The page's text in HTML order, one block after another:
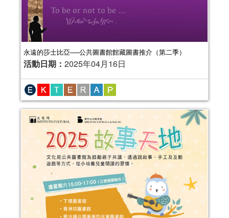
永遠的莎士比亞──公共圖書館館藏圖書推介（第二季）
活動日期： 2025年04月16日